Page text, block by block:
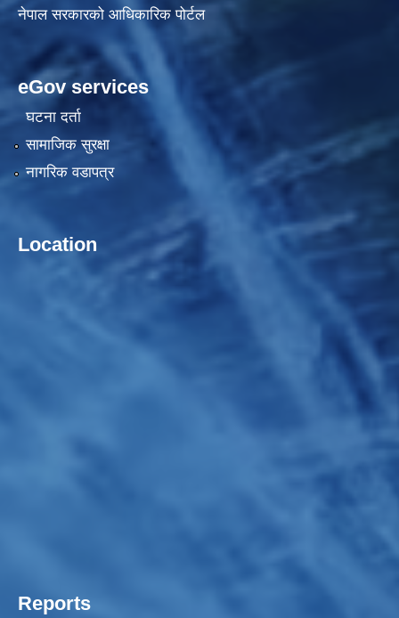
नेपाल सरकारको आधिकारिक पोर्टल
eGov services
घटना दर्ता
सामाजिक सुरक्षा
नागरिक वडापत्र
Location
Reports